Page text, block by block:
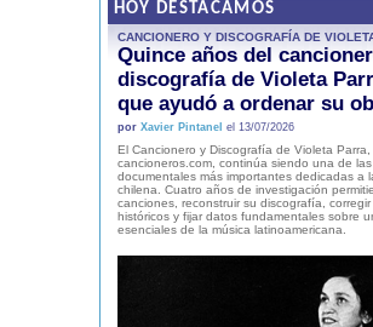
HOY DESTACAMOS
CANCIONERO Y DISCOGRAFÍA DE
Quince años del
discografía de Violeta
que ayudó a ordenar su
por Xavier Pintanel el 13/07/2026
El Cancionero y Discografía de Violeta
cancioneros.com, continúa siendo una de
documentales más importantes dedicadas a
chilena. Cuatro años de investigación
canciones, reconstruir su discografía,
históricos y fijar datos fundamentales sobre
esenciales de la música latinoamericana.